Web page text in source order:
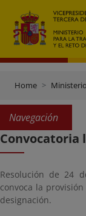
Home Ministerio
Navegación
Convocatoria
Resolución de 24
convoca la
designación.